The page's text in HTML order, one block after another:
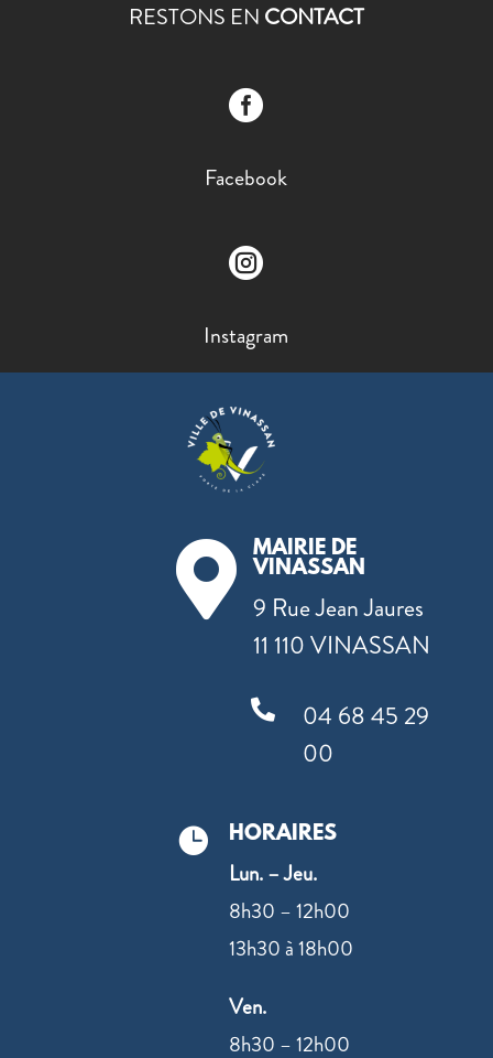
RESTONS EN CONTACT

Facebook

Instagram

MAIRIE DE
VINASSAN
9 Rue Jean Jaures
11 110 VINASSAN

04 68 45 29
00
 HORAIRES
Lun. – Jeu.
8h30 – 12h00
13h30 à 18h00
Ven.
8h30 – 12h00